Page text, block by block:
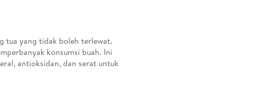
tua yang tidak boleh terlewat.
konsumsi buah. Ini
antioksidan, dan serat untuk